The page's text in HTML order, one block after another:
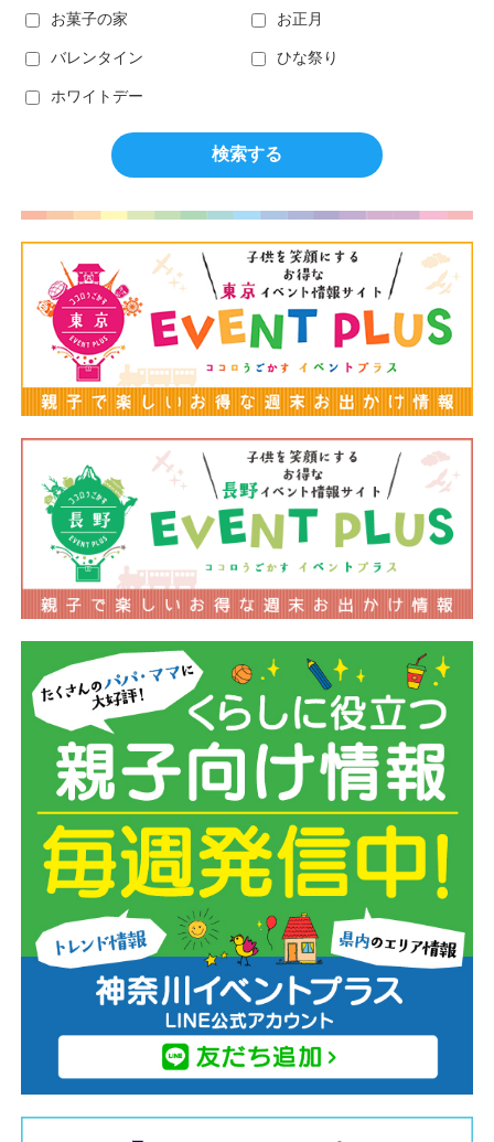
お菓子の家 お正月
バレンタイン ひな祭り
ホワイトデー